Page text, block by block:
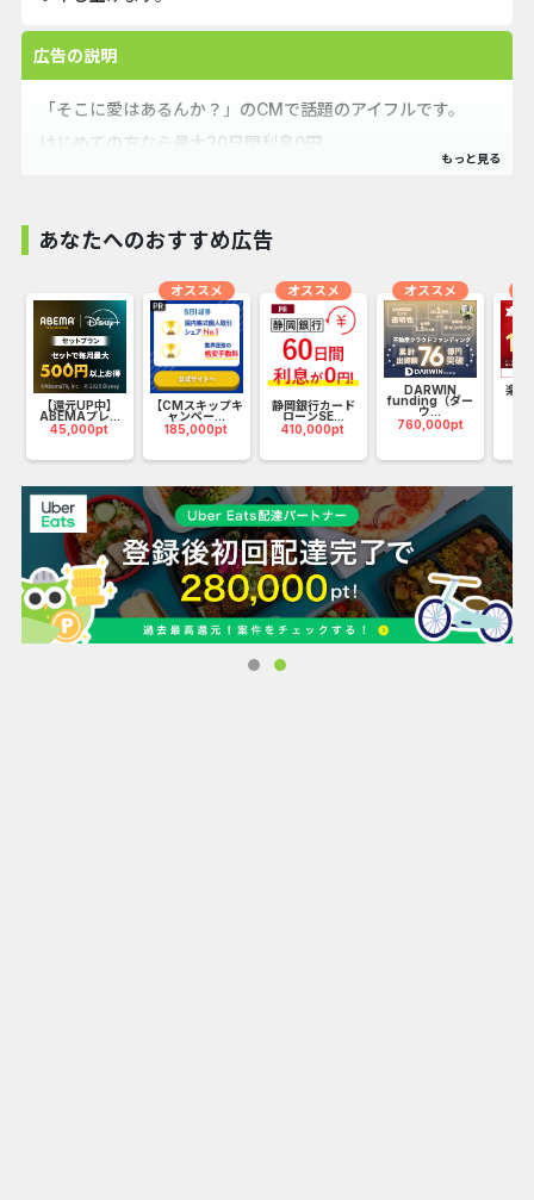
広告の説明
「そこに愛はあるんか？」のCMで話題のアイフルです。
はじめての方なら最大30日間利息0円。
あなたへのおすすめ広告
【還元UP中】
ABEMAプレ...
45,000pt
【CMスキップキ
ャンペー...
185,000pt
オススメ
静岡銀行カード
ローンSE...
410,000pt
オススメ
DARWIN
funding（ダー
ウ...
760,000pt
オススメ
楽天